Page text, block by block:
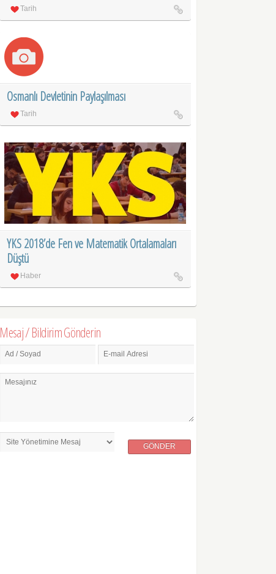
Tarih
Osmanlı Devletinin Paylaşılması
Tarih
YKS 2018’de Fen ve Matematik Ortalamaları
Düştü
Haber
Mesaj / Bildirim Gönderin
Ad / Soyad E-mail Adresi
Mesajınız
GÖNDER